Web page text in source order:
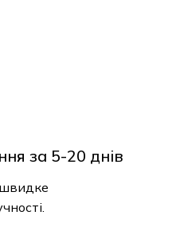
за 5-20 днів
швидке